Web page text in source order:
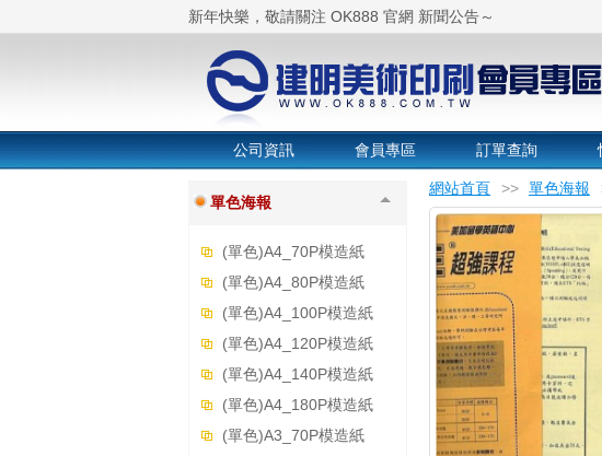
新年快樂，敬請關注 OK888 官網 新聞公告～
公司資訊 會員專區 訂單查詢
水號)
4K_A2海報DM
2K_A1海報DM
全開海報
單色海報
(單色)A4_70P模造紙
(單色)A4_80P模造紙
(單色)A4_100P模造紙
(單色)A4_120P模造紙
(單色)A4_140P模造紙
(單色)A4_180P模造紙
(單色)A3_70P模造紙
網站首頁 >> 單色海報